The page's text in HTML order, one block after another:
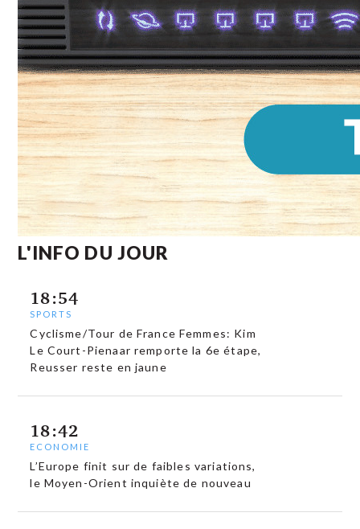
L'INFO DU JOUR
18:54
SPORTS
Cyclisme/Tour de France Femmes: Kim
Le Court-Pienaar remporte la 6e étape,
Reusser reste en jaune
18:42
ECONOMIE
L’Europe finit sur de faibles variations,
le Moyen-Orient inquiète de nouveau